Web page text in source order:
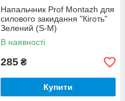
Напальчник Prof Montazh для
силового закидання "Кіготь"
Зелений (S-M)
В наявності
285 ₴
Купити